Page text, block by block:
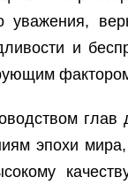
уважения,
и
эпохи мира,